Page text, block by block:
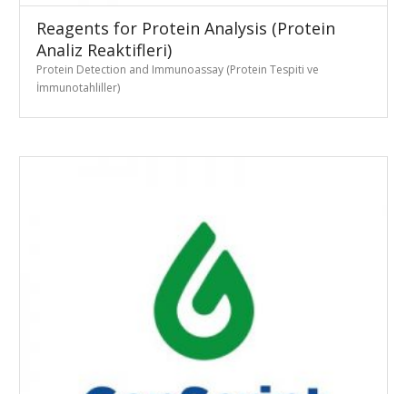
Reagents for Protein Analysis (Protein
Analiz Reaktifleri)
Protein Detection and Immunoassay (Protein Tespiti ve
İmmunotahliller)